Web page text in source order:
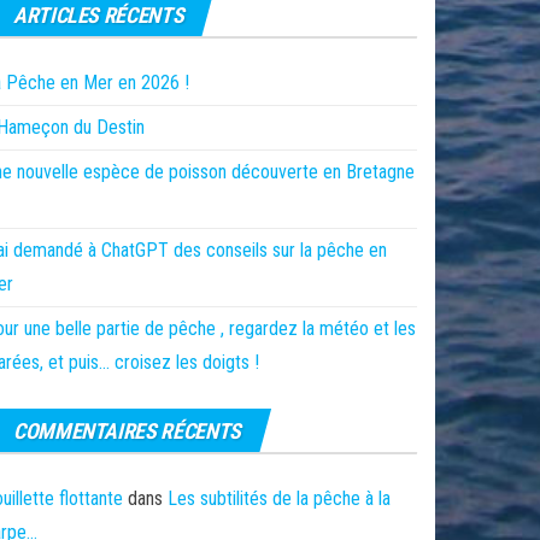
ARTICLES RÉCENTS
Pêche en Mer en 2026 !
du Destin
nouvelle espèce de poisson découverte en Bretagne
demandé à ChatGPT des conseils sur la pêche en
une belle partie de pêche , regardez la météo et les
et puis… croisez les doigts !
COMMENTAIRES RÉCENTS
flottante dans Les subtilités de la pêche à la